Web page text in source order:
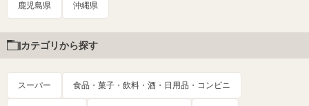
鹿児島県 沖縄県
カテゴリから探す
スーパー 食品・菓子・飲料・酒・日用品・コンビニ